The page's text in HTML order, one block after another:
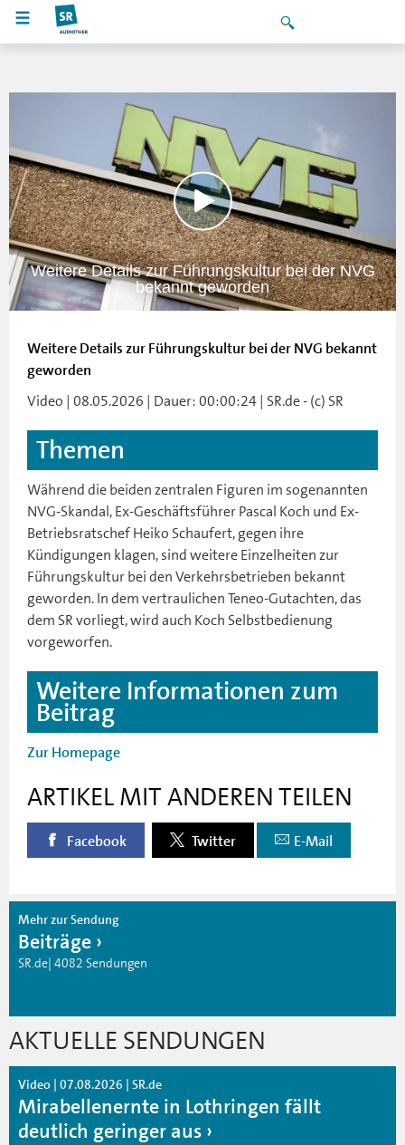
Weitere Details zur Führungskultur bei der NVG
bekannt geworden
Weitere Details zur Führungskultur bei der NVG bekannt
geworden
Video | 08.05.2026 | Dauer: 00:00:24 | SR.de - (c) SR
Themen
Während die beiden zentralen Figuren im sogenannten
NVG-Skandal, Ex-Geschäftsführer Pascal Koch und Ex-
Betriebsratschef Heiko Schaufert, gegen ihre
Kündigungen klagen, sind weitere Einzelheiten zur
Führungskultur bei den Verkehrsbetrieben bekannt
geworden. In dem vertraulichen Teneo-Gutachten, das
dem SR vorliegt, wird auch Koch Selbstbedienung
vorgeworfen.
Weitere Informationen zum
Beitrag
Zur Homepage
ARTIKEL MIT ANDEREN TEILEN
Facebook Twitter E-Mail
Mehr zur Sendung
Beiträge
SR.de| 4082 Sendungen
AKTUELLE SENDUNGEN
Video | 07.08.2026 | SR.de
Mirabellenernte in Lothringen fällt
deutlich geringer aus